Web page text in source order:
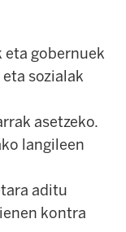
gobernuek
sozialak
asetzeko.
langileen
aditu
kontra